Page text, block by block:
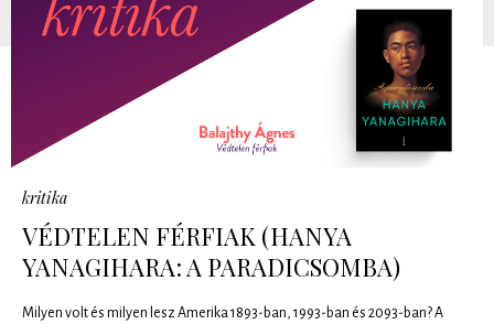
kritika
VÉDTELEN FÉRFIAK (HANYA
YANAGIHARA: A PARADICSOMBA)
Milyen volt és milyen lesz Amerika 1893-ban, 1993-ban és 2093-ban? A